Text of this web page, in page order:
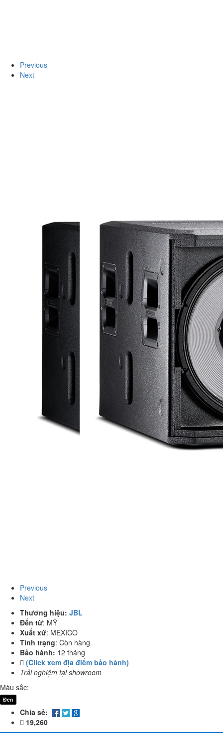
Previous
Next
Previous
Next
Thương hiệu: JBL
Đến từ: MỸ
Xuất xứ: MEXICO
Tình trạng: Còn hàng
Bảo hành: 12 tháng
(Click xem địa điểm bảo hành)
Trải nghiệm tại showroom
Màu sắc:
Đen
Chia sẻ:
19,260